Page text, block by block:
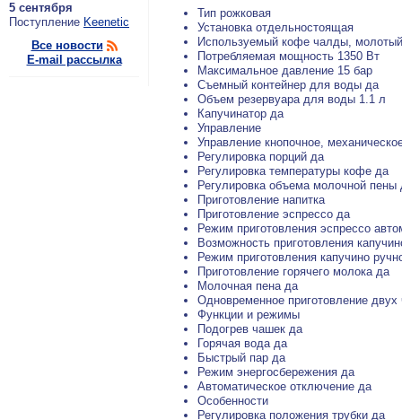
5 сентября
По­ступ­ле­ние Keenetic
Все новости
E-mail рассылка
Тип рожковая
Установка отдельностоящая
Используемый кофе чалды, молотый
Потребляемая мощность 1350 Вт
Максимальное давление 15 бар
Съемный контейнер для воды да
Объем резервуара для воды 1.1 л
Капучинатор да
Управление
Управление кнопочное,
Регулировка порций да
Регулировка температуры кофе да
Регулировка объема молочной пены
Приготовление напитка
Приготовление эспрессо да
Режим приготовления эспрессо
Возможность приготовления
Режим приготовления капучино
Приготовление горячего молока да
Молочная пена да
Одновременное приготовление
Функции и режимы
Подогрев чашек да
Горячая вода да
Быстрый пар да
Режим энергосбережения да
Автоматическое отключение да
Особенности
Регулировка положения трубки да